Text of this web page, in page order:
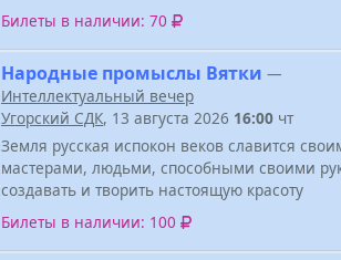
Билеты в наличии: 70
Народные промыслы Вятки —
Интеллектуальный вечер
Угорский СДК, 13 августа 2026 16:00 чт
Земля русская испокон веков славится
мастерами, людьми, способными своими
создавать и творить настоящую красоту
Билеты в наличии: 100